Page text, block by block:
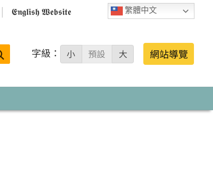
繁體中文
𝕰𝖓𝖌𝖑𝖎𝖘𝖍 𝖂𝖊𝖇𝖘𝖎𝖙𝖊
搜
字級： 小 預設 大 網站導覽